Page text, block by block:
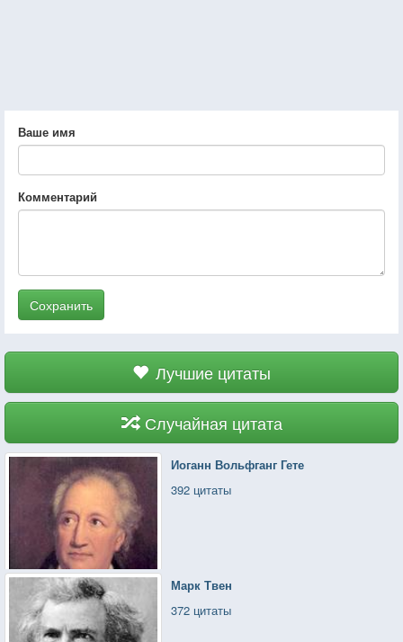
Ваше имя
Комментарий
Сохранить
Лучшие цитаты
Случайная цитата
Иоганн Вольфганг Гете
392 цитаты
Марк Твен
372 цитаты